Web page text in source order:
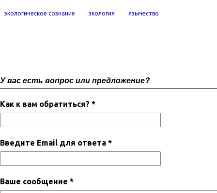
экологическое сознание экология язычество
У вас есть вопрос или предложение?
Как к вам обратиться? *
Введите Email для ответа *
Ваше сообщение *